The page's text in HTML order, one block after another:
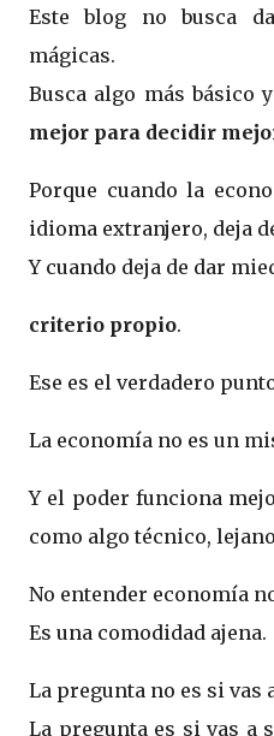
Este blog no busca
mágicas.
Busca algo más básico
mejor para decidir
Porque cuando la
idioma extranjero, deja
Y cuando deja de dar
criterio propio.
Ese es el verdadero
La economía no es un
Y el poder funciona
como algo técnico,
No entender economía
Es una comodidad ajena.
La pregunta no es si vas
La pregunta es si vas a